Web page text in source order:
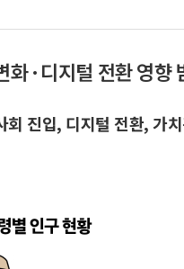
화·디지털 전환 영향
진입, 디지털 전환, 가